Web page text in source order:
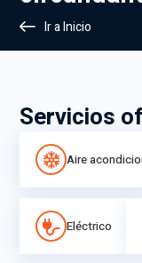
Ir a Inicio
Servicios
Aire
Eléctrico